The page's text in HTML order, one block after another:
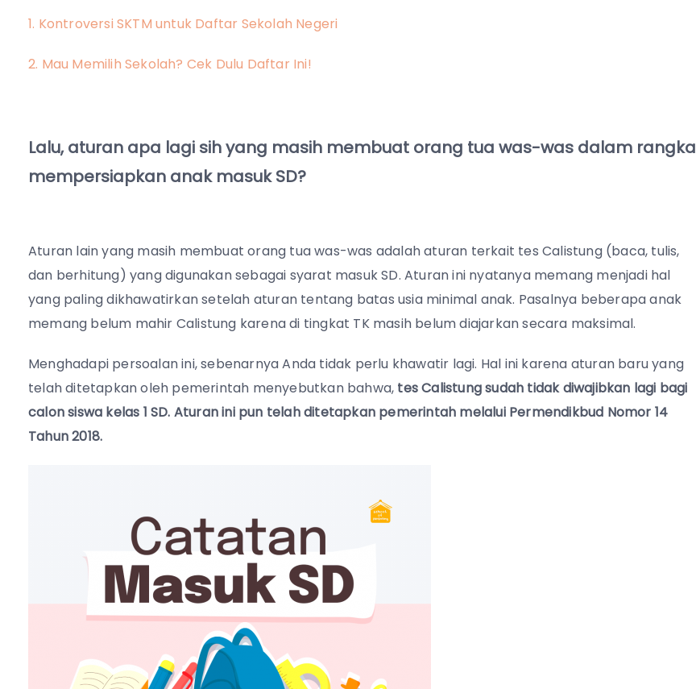
1. Kontroversi SKTM untuk Daftar Sekolah Negeri
2. Mau Memilih Sekolah? Cek Dulu Daftar Ini!
Lalu, aturan apa lagi sih yang masih membuat orang tua was-was dalam rangka
mempersiapkan anak masuk SD?
Aturan lain yang masih membuat orang tua was-was adalah aturan terkait tes Calistung (baca, tulis,
dan berhitung) yang digunakan sebagai syarat masuk SD. Aturan ini nyatanya memang menjadi hal
yang paling dikhawatirkan setelah aturan tentang batas usia minimal anak. Pasalnya beberapa anak
memang belum mahir Calistung karena di tingkat TK masih belum diajarkan secara maksimal.
Menghadapi persoalan ini, sebenarnya Anda tidak perlu khawatir lagi. Hal ini karena aturan baru yang
telah ditetapkan oleh pemerintah menyebutkan bahwa, tes Calistung sudah tidak diwajibkan lagi bagi
calon siswa kelas 1 SD. Aturan ini pun telah ditetapkan pemerintah melalui Permendikbud Nomor 14
Tahun 2018.